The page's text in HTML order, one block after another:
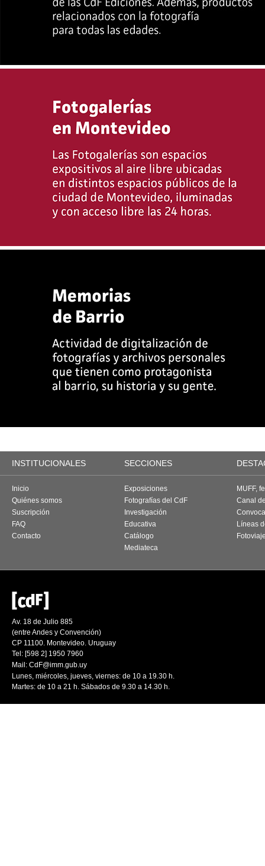
INSTITUCIONALES SECCIONES
Inicio
Quiénes somos
Suscripción
FAQ
Contacto
Exposiciones
Fotografías del CdF
Investigación
Educativa
Catálogo
Mediateca
MUFF,
Canal
Líneas
Av. 18 de Julio 885
(entre Andes y Convención)
CP 11100. Montevideo. Uruguay
Tel: [598 2] 1950 7960
Mail: CdF@imm.gub.uy
Lunes, miércoles, jueves, viernes: de 10 a 19.30 h.
Martes: de 10 a 21 h. Sábados de 9.30 a 14.30 h.